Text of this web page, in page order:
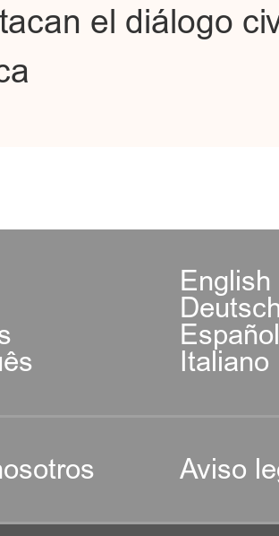
el diálogo
English
Italiano
Aviso